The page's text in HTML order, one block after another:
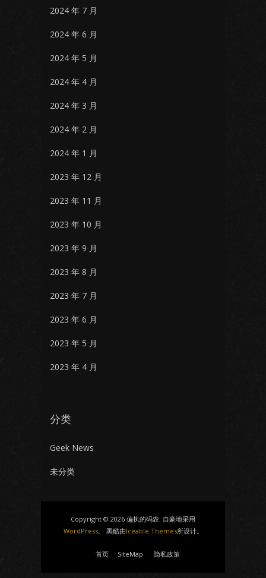
2024 年 7 月
2024 年 6 月
2024 年 5 月
2024 年 4 月
2024 年 3 月
2024 年 2 月
2024 年 1 月
2023 年 12 月
2023 年 11 月
2023 年 10 月
2023 年 9 月
2023 年 8 月
2023 年 7 月
2023 年 6 月
2023 年 5 月
2023 年 4 月
分类
Geek News
未分类
Copyright © 2026 偏执的码农. 自豪地采用
WordPress。 黑酷由Iceable Themes所设计。
首页 SiteMap 隐私政策